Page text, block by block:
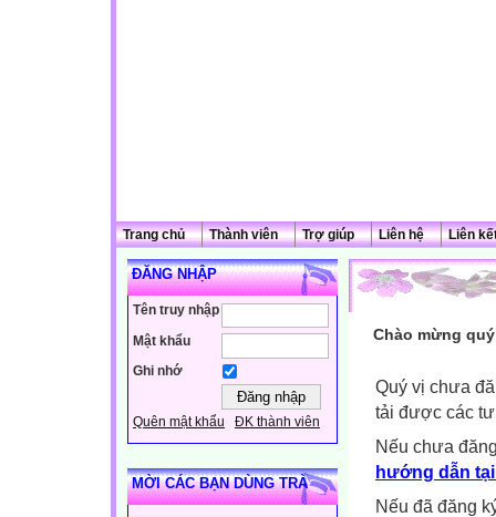
Trang chủ Thành viên Trợ giúp Liên hệ Liên
ĐĂNG NHẬP
Tên truy nhập
Mật khẩu
Ghi nhớ
Quên mật khẩu ĐK thành viên
MỜI CÁC BẠN DÙNG TRÀ
Chào mừng
Quý vị chưa
tải được các
Nếu chưa
hướng dẫn
Nếu đã đăng